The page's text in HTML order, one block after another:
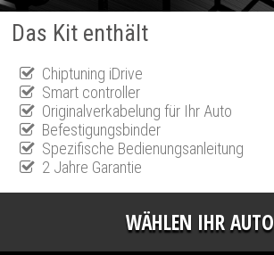
Das Kit enthält
Chiptuning iDrive
Smart controller
Originalverkabelung für Ihr Auto
Befestigungsbinder
Spezifische Bedienungsanleitung
2 Jahre Garantie
WÄHLEN IHR AUTO